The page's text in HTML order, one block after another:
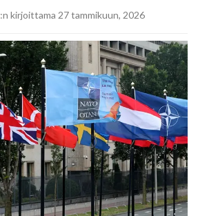
:n kirjoittama 27 tammikuun, 2026